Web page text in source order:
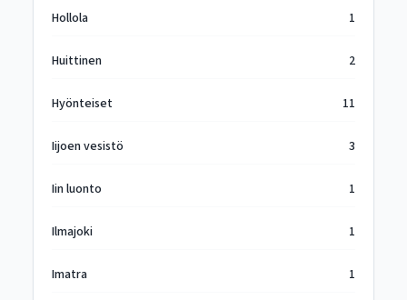
Hollola 1
Huittinen 2
Hyönteiset 11
Iijoen vesistö 3
Iin luonto 1
Ilmajoki 1
Imatra 1